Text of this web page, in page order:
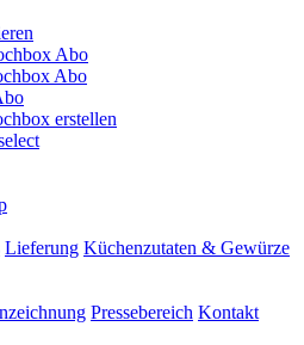
Abo
Abo
erstellen
Lieferung Küchenzutaten & Gewürze
Pressebereich Kontakt